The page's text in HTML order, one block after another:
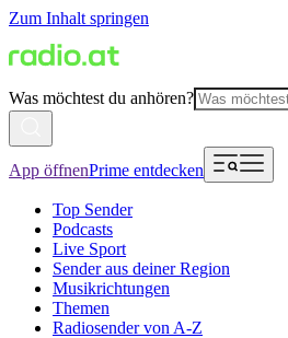
Zum Inhalt springen
Was möchtest du anhören?
App öffnenPrime entdecken
Top Sender
Podcasts
Live Sport
Sender aus deiner Region
Musikrichtungen
Themen
Radiosender von A-Z